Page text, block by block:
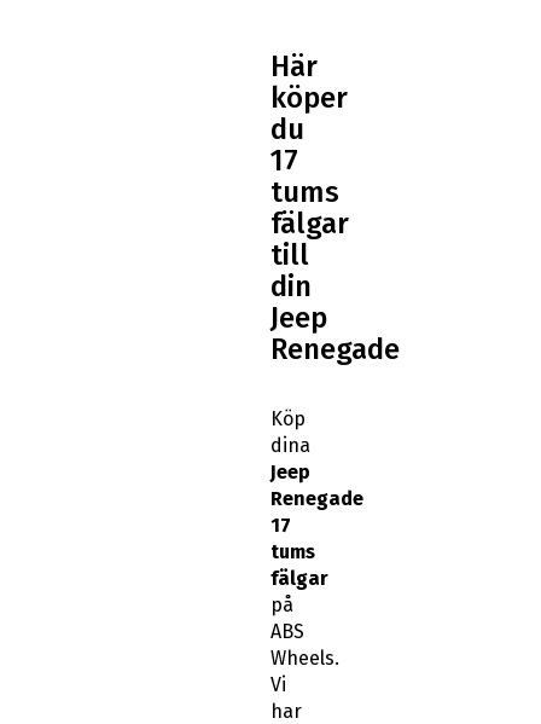
Här
köper
du
17
tums
fälgar
till
din
Jeep
Renegade
Köp
dina
Jeep
Renegade
17
tums
fälgar
på
ABS
Wheels.
Vi
har